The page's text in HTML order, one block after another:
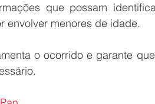
que possam
envolver menores de idade.
o ocorrido e garante